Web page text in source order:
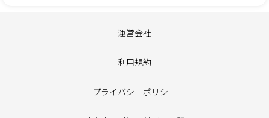
運営会社
利用規約
プライバシーポリシー